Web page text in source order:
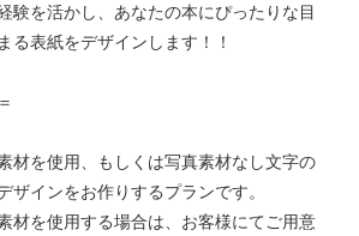
験を活かし、あなたの本にぴったりな目
る表紙をデザインします！！
材を使用、もしくは写真素材なし文字の
ザインをお作りするプランです。
材を使用する場合は、お客様にてご用意